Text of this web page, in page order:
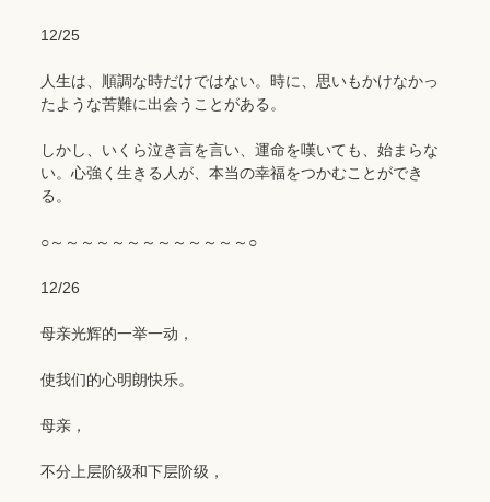
12/25
人生は、順調な時だけではない。時に、思いもかけなかっ
たような苦難に出会うことがある。
しかし、いくら泣き言を言い、運命を嘆いても、始まらな
い。心強く生きる人が、本当の幸福をつかむことができ
る。
○～～～～～～～～～～～～～○
12/26
母亲光辉的一举一动，
使我们的心明朗快乐。
母亲，
不分上层阶级和下层阶级，